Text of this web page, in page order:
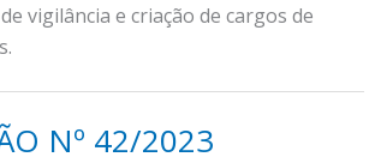
vigilância e criação de cargos de
Nº 42/2023